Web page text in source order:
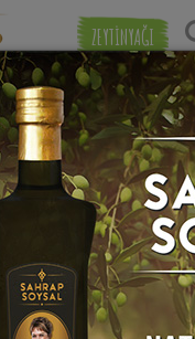
ZEYTİNYAĞI
Eşleşmeye